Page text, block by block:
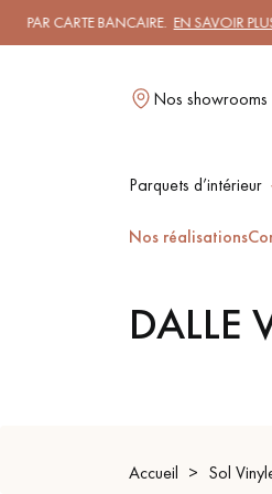
CARTE BANCAIRE.EN SAVOIR PLUS
Nos showrooms
Parquets d’intérieur
Nos réalisations
PARQUET
DALLE
Accueil Sol